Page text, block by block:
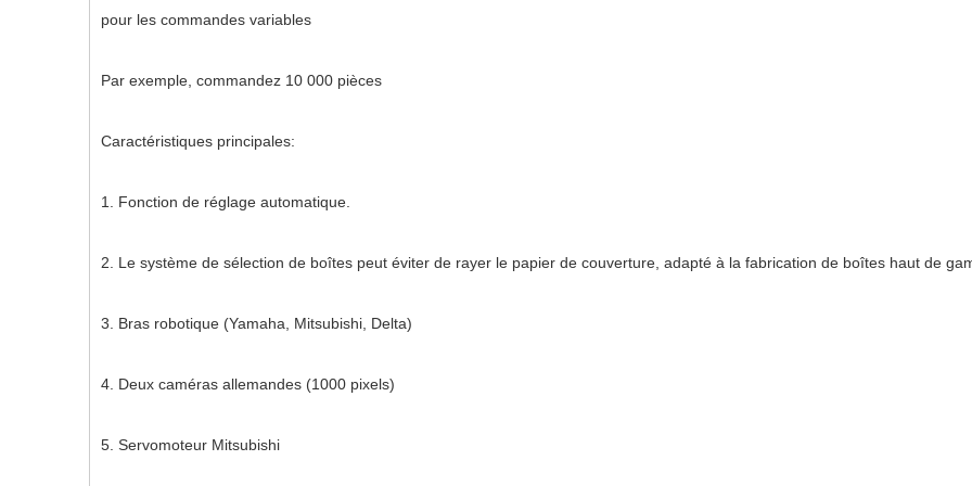
pour les commandes variables
Par exemple, commandez 10 000 pièces
Caractéristiques principales:
1. Fonction de réglage automatique.
2. Le système de sélection de boîtes peut éviter de rayer le papier de couverture, adapté à la fabrication de boîtes haut de
3. Bras robotique (Yamaha, Mitsubishi, Delta)
4. Deux caméras allemandes (1000 pixels)
5. Servomoteur Mitsubishi